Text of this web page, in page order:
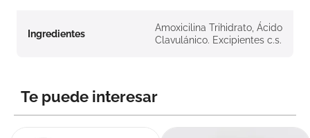
Ingredientes
Amoxicilina Trihidrato, Ácido
Clavulánico. Excipientes c.s.
Te puede interesar